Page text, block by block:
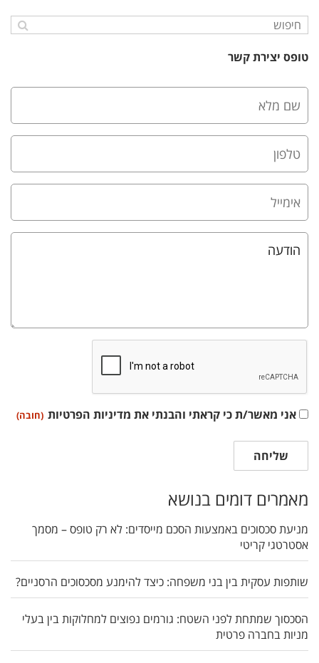
טופס יצירת קשר
שם
מלא
(חובה)
טלפון
אימייל
הודעה
הסכמה
מאשר/ת
קראתי
מדיניות
פרטיות
(חובה)
אני מאשר/ת כי קראתי והבנתי את מדיניות הפרטיות (חובה)
שליחה
מאמרים דומים בנושא
מניעת סכסוכים באמצעות הסכם מייסדים: לא רק טופס – מסמך
אסטרטגי קריטי
שותפות עסקית בין בני משפחה: כיצד להימנע מסכסוכים הרסניים?
הסכסוך שמתחת לפני השטח: גורמים נפוצים למחלוקות בין בעלי
מניות בחברה פרטית